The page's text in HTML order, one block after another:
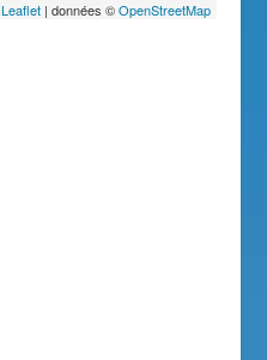
Leaflet| données ©OpenStreetMap